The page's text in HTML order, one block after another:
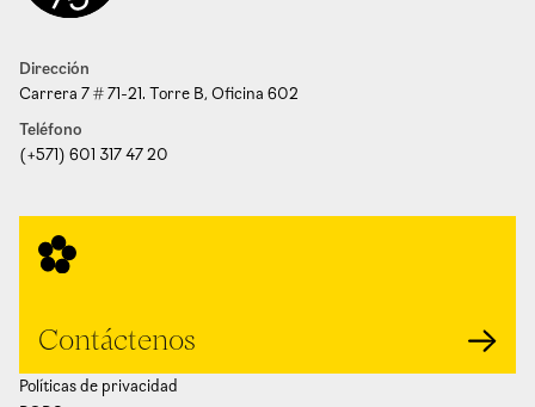
Dirección
Carrera 7 # 71-21. Torre B, Oficina 602
Teléfono
(+571) 601 317 47 20
Contáctenos
Políticas de privacidad